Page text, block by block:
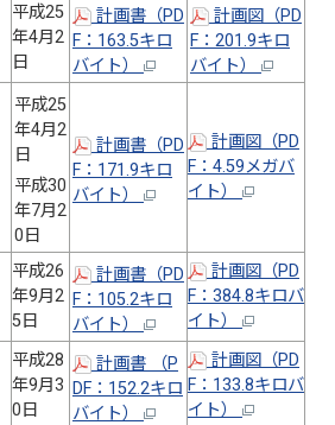
平成25
年4月2
日
計画書（PD
F：163.5キロ
バイト）
計画図（PD
F：201.9キロ
バイト）
平成25
年4月2
日
平成30
年7月2
0日
計画書（PD
F：171.9キロ
バイト）
計画図（PD
F：4.59メガバ
イト）
平成26
年9月2
5日
計画書（PD
F：105.2キロ
バイト）
計画図（PD
F：384.8キロバ
イト）
平成28
年9月3
0日
計画書 （P
DF：152.2キロ
バイト）
計画図（PD
F：133.8キロバ
イト）